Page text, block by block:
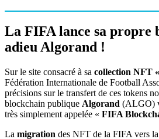
La FIFA lance sa propre
adieu Algorand !
Sur le site consacré à sa collection NFT
Fédération Internationale de Football
précisions sur le transfert de ces tokens
blockchain publique Algorand (ALGO)
très simplement appelée « FIFA
La migration des NFT de la FIFA vers